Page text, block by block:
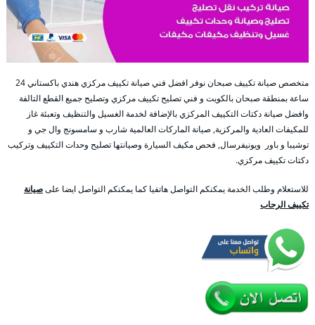
متخصص صيانة تكييف صبحان نوفر افضل فني صيانة تكييف مركزي هندي باكستاني 24
ساعة بمنطقة صبحان بالكويت و فني تصليح تكييف مركزي وتصليح جميع القطع التالفة
وافضل صيانة دكتات التكييف المركزي بالإضافة لخدمة الغسيل والتنظيف وتعبئة غاز
للمكيفات العادية والمركزية, صيانة الماركات العالمية شارب و سامسونج وال جي و
توشيبا و باور ويونيفرسال, فحص مكيف السيارة وصيانتها تصليح وحدات التكييف وتركيب
دكتات تكييف مركزي.
للاستعلام وطلب الخدمة يمكنكم التواصل هاتفيا كما يمكنكم التواصل ايضا علىصيانة
تكييف الرحاب